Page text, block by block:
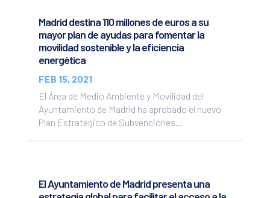
Madrid destina 110 millones de euros a su
mayor plan de ayudas para fomentar la
movilidad sostenible y la eficiencia
energética
FEB 15, 2021
El Área de Medio Ambiente y Movilidad del
Ayuntamiento de Madrid ha aprobado el nuevo
Plan Estratégico de Subvenciones...
El Ayuntamiento de Madrid presenta una